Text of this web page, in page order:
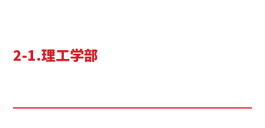
2-1.理工学部